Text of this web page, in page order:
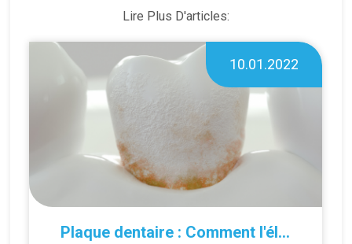
Lire Plus D'articles:
10.01.2022
Plaque dentaire : Comment l'éliminer ?